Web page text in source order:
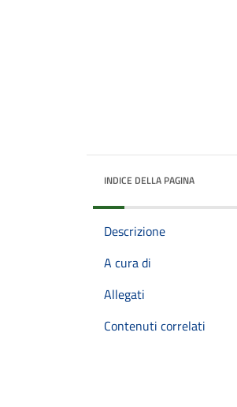
INDICE DELLA PAGINA
Descrizione
A cura di
Allegati
Contenuti correlati